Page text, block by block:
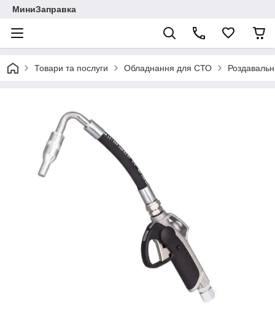
МиниЗаправка
Товари та послуги Обладнання для СТО